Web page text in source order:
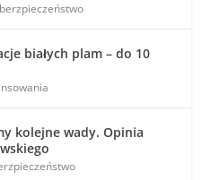
białych plam – do 10
kolejne wady. Opinia